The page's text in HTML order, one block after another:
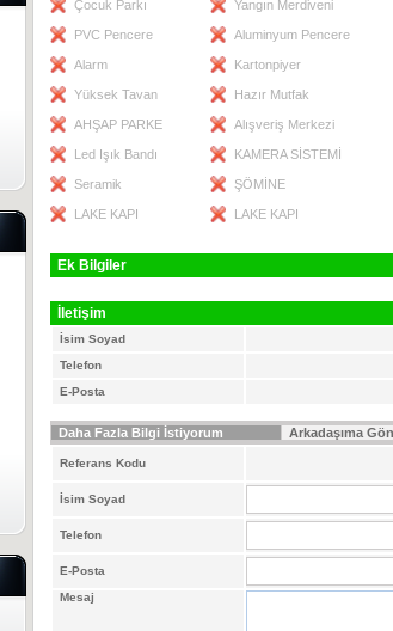
Çocuk Parkı Yangın Merdiveni
PVC Pencere Aluminyum Pencere
Alarm Kartonpiyer
Yüksek Tavan Hazır Mutfak
AHŞAP PARKE Alışveriş Merkezi
Led Işık Bandı KAMERA SİSTEMİ
Seramik ŞÖMİNE
LAKE KAPI LAKE KAPI
Ek Bilgiler
İletişim
İsim Soyad
Telefon
E-Posta
Daha Fazla Bilgi İstiyorum Arkadaşıma
Referans Kodu
İsim Soyad
Telefon
E-Posta
Mesaj